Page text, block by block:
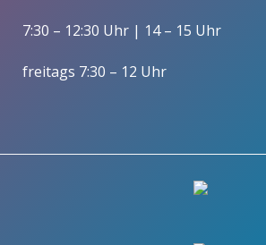
7:30 – 12:30 Uhr | 14 – 15 Uhr
freitags 7:30 – 12 Uhr